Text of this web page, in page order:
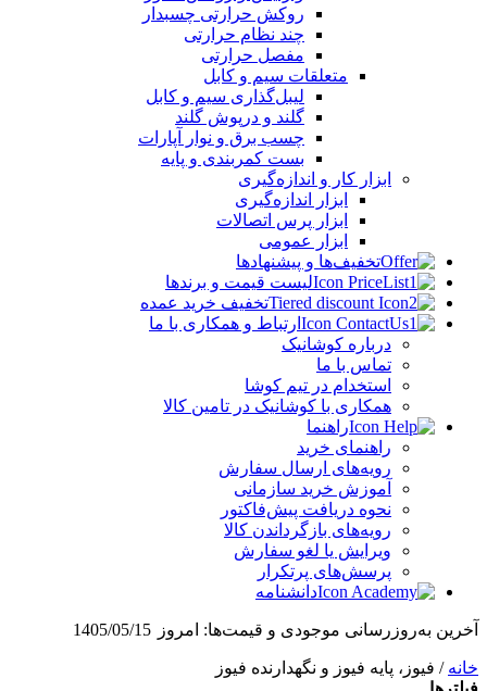
روکش حرارتی چسبدار
چند نظام حرارتی
مفصل حرارتی
متعلقات سیم و کابل
لیبل‌گذاری سیم و کابل
گلند و درپوش گلند
چسب برق و نوار آپارات
بست کمربندی و پایه
ابزار کار و اندازه‌گیری
ابزار اندازه‌گیری
ابزار پرس اتصالات
ابزار عمومی
تخفیف‌ها و پیشنهادها
لیست قیمت و برندها
تخفیف خرید عمده
ارتباط و همکاری با ما
درباره کوشانیک
تماس با ما
استخدام در تیم کوشا
همکاری با کوشانیک در تامین کالا
راهنما
راهنمای خرید
رویه‌های ارسال سفارش
آموزش خرید سازمانی
نحوه دریافت پیش‌فاکتور
رویه‌های بازگرداندن کالا
ویرایش یا لغو سفارش
پرسش‌های پرتکرار
دانشنامه
آخرین به‌روزرسانی موجودی و قیمت‌ها: امروز 1405/05/15
خانه / فیوز، پایه فیوز و نگهدارنده فیوز